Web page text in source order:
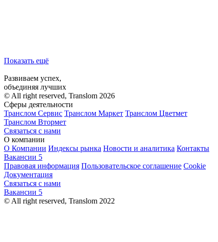
Показать ещё
Развиваем успех,
объединяя лучших
© All right reserved, Translom 2026
Сферы деятельности
Транслом Сервис Транслом Маркет Транслом Цветмет
Транслом Втормет
Связаться с нами
О компании
О Компании Индексы рынка Новости и аналитика Контакты
Вакансии 5
Правовая информация Пользовательское соглашение Cookie
Документация
Связаться с нами
Вакансии 5
© All right reserved, Translom 2022